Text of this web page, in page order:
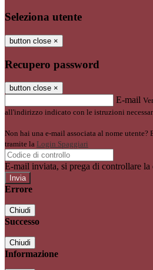
Seleziona utente
button close ×
Recupero password
button close ×
E-mail
all'indirizzo indicato con le istruzioni
Non hai una e-mail associata al nome utente?
tramite la Login Spaggiari
E-mail inviata, si prega di controllare la
Errore
Chiudi
Successo
Chiudi
Informazione